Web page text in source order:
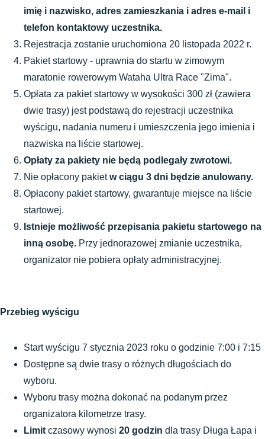
imię i nazwisko, adres zamieszkania i adres e-mail i
telefon kontaktowy uczestnika.
Rejestracja zostanie uruchomiona 20 listopada 2022 r.
Pakiet startowy - uprawnia do startu w zimowym
maratonie rowerowym Wataha Ultra Race "Zima".
Opłata za pakiet startowy w wysokości 300 zł (zawiera
dwie trasy) jest podstawą do rejestracji uczestnika
wyścigu, nadania numeru i umieszczenia jego imienia i
nazwiska na liście startowej.
Opłaty za pakiety nie będą podlegały zwrotowi.
Nie opłacony pakiet w ciągu 3 dni będzie anulowany.
Opłacony pakiet startowy, gwarantuje miejsce na liście
startowej.
Istnieje możliwość przepisania pakietu startowego na
inną osobę. Przy jednorazowej zmianie uczestnika,
organizator nie pobiera opłaty administracyjnej.
Przebieg wyścigu
Start wyścigu 7 stycznia 2023 roku o godzinie 7:00 i 7:15
Dostępne są dwie trasy o różnych długościach do
wyboru.
Wyboru trasy można dokonać na podanym przez
organizatora kilometrze trasy.
Limit czasowy wynosi 20 godzin dla trasy Długa Łapa i